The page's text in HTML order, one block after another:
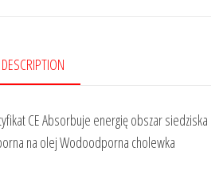
DESCRIPTION
CE Absorbuje energię obszar siedziska
na olej Wodoodporna cholewka